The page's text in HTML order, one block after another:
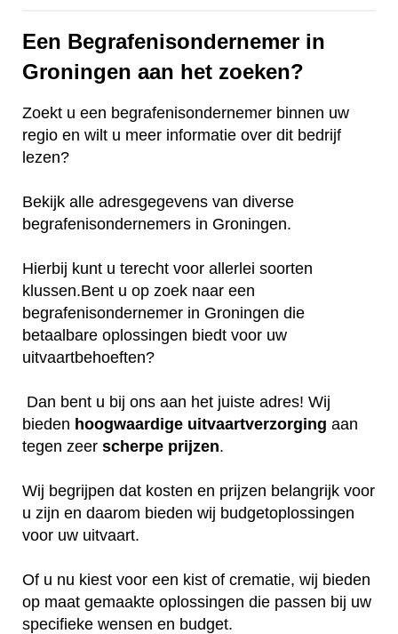
Een Begrafenisondernemer in
Groningen aan het zoeken?
Zoekt u een begrafenisondernemer binnen uw
regio en wilt u meer informatie over dit bedrijf
lezen?
Bekijk alle adresgegevens van diverse
begrafenisondernemers in Groningen.
Hierbij kunt u terecht voor allerlei soorten
klussen.Bent u op zoek naar een
begrafenisondernemer in Groningen die
betaalbare oplossingen biedt voor uw
uitvaartbehoeften?
Dan bent u bij ons aan het juiste adres! Wij
bieden hoogwaardige uitvaartverzorging aan
tegen zeer scherpe prijzen.
Wij begrijpen dat kosten en prijzen belangrijk voor
u zijn en daarom bieden wij budgetoplossingen
voor uw uitvaart.
Of u nu kiest voor een kist of crematie, wij bieden
op maat gemaakte oplossingen die passen bij uw
specifieke wensen en budget.